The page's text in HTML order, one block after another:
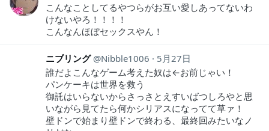
こんなことしてるやつらがお互い愛しあってないわ
けないやろ！！！！
こんなんほぼセックスやん！
ニブリング Nibble1006
5月27日
誰だよこんなゲーム考えた奴は←お前じゃい！
パンケーキは世界を救う
御託はいらないからさっさとえすいばつしろやと思
いながら見てたら何かシリアスになってて草ァ！
壁ドンで始まり壁ドンで終わる、最終回みたいなノ